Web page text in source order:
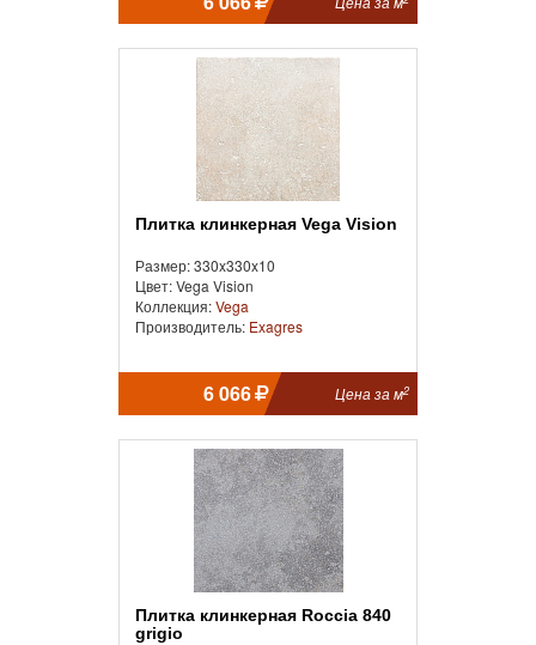
Плитка клинкерная Vega Vision
Размер: 330x330x10
Цвет: Vega Vision
Коллекция:Vega
Производитель: Exagres
6 066 Цена за м2
Плитка клинкерная Roccia 840
grigio